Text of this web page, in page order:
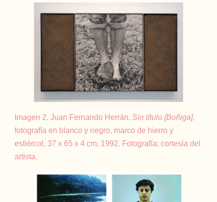
Imagen 2. Juan Fernando Herrán,Sin título [Boñiga],
fotografía en blanco y negro, marco de hierro y
estiércol, 37 x 65 x 4 cm, 1992. Fotografía: cortesía del
artista.